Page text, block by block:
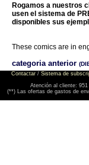
Rogamos a nuestros
usen el sistema de
disponibles sus
These comics are in
categoria anterior
Contactar/ Sistema de
Atención al cliente:
(**) Las ofertas de gastos de